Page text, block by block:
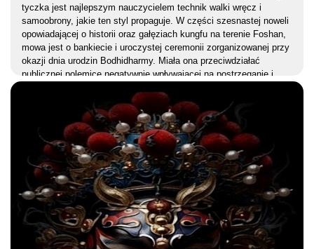
tyczka jest najlepszym nauczycielem technik walki wręcz i
samoobrony, jakie ten styl propaguje. W części szesnastej noweli
opowiadającej o historii oraz gałęziach kungfu na terenie Foshan,
mowa jest o bankiecie i uroczystej ceremonii zorganizowanej przy
okazji dnia urodzin Bodhidharmy. Miała ona przeciwdziałać
publicznej polemice negatywnie wpływającej na postrzeganie i